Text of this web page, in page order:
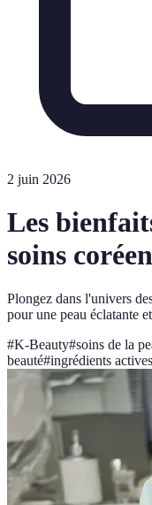
2 juin 2026
Les
soins
Plongez dans l'univers
pour une peau éclatante
#K-Beauty#soins de la
beauté#ingrédients actives